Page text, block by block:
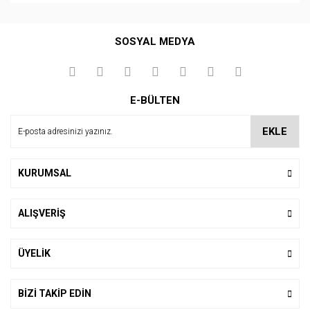
SOSYAL MEDYA
E-BÜLTEN
EKLE
KURUMSAL
ALIŞVERİŞ
ÜYELİK
BİZİ TAKİP EDİN